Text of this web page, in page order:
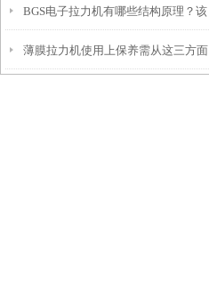
限测试可能
BGS电子拉力机有哪些结构原理？该
如何操作？
薄膜拉力机使用上保养需从这三方面